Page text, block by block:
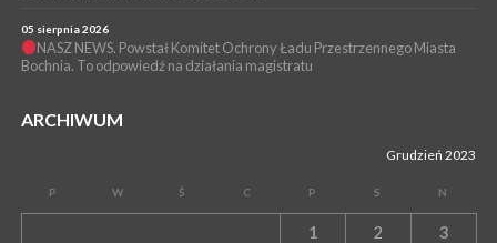
05 sierpnia 2026
NASZ NEWS. Powstał Komitet Ochrony Ładu Przestrzennego Miasta
Bochnia. To odpowiedź na działania magistratu
ARCHIWUM
Grudzień 2023
P W Ś C P S N
1 2 3